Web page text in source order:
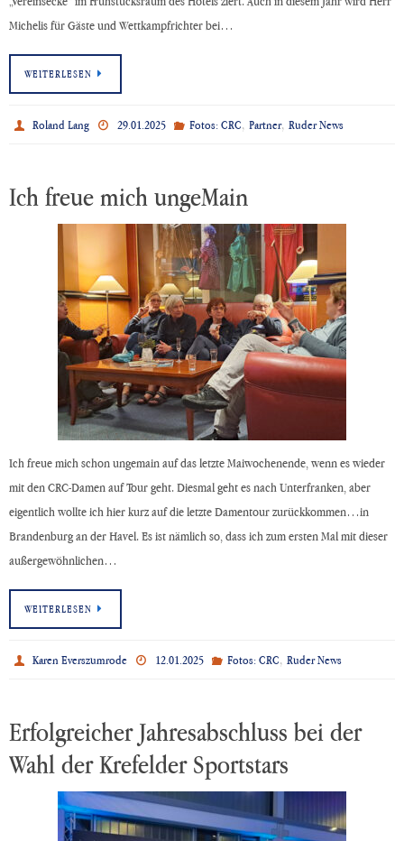
Michelis für Gäste und Wettkampfrichter bei…
WEITERLESEN
Roland Lang 29.01.2025 Fotos: CRC, Partner, Ruder News
Ich freue mich ungeMain
Ich freue mich schon ungemain auf das letzte Maiwochenende, wenn es wieder
mit den CRC-Damen auf Tour geht. Diesmal geht es nach Unterfranken, aber
eigentlich wollte ich hier kurz auf die letzte Damentour zurückkommen…in
Brandenburg an der Havel. Es ist nämlich so, dass ich zum ersten Mal mit dieser
außergewöhnlichen…
WEITERLESEN
Karen Everszumrode 12.01.2025 Fotos: CRC, Ruder News
Erfolgreicher Jahresabschluss bei der
Wahl der Krefelder Sportstars